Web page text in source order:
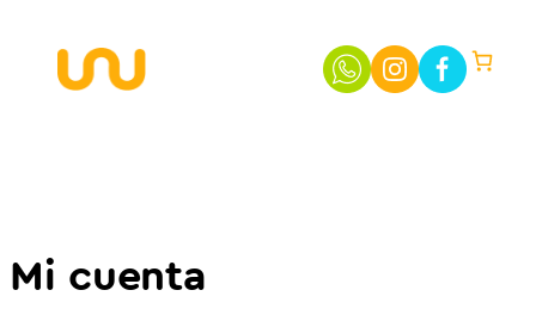
contenido
Mi cuenta